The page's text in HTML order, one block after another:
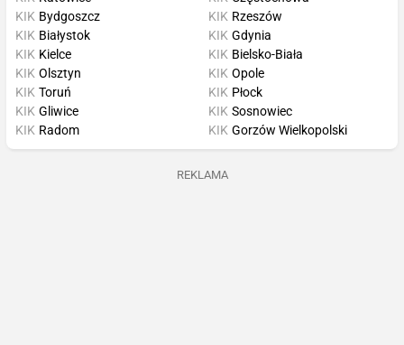
KIK Bydgoszcz
KIK Białystok
KIK Kielce
KIK Rzeszów
KIK Gdynia
KIK Bielsko-Biała
KIK Olsztyn
KIK Toruń
KIK Gliwice
KIK Radom
KIK Opole
KIK Płock
KIK Sosnowiec
KIK Gorzów Wielkopolski
REKLAMA